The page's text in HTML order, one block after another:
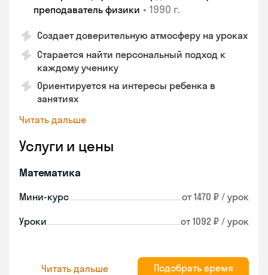
преподаватель физики • 1990 г.
Создает доверительную атмосферу на уроках
Старается найти персональный подход к
каждому ученику
Ориентируется на интересы ребенка в
занятиях
Читать дальше
Услуги и цены
Математика
Мини-курс от 1470 ₽ / урок
Уроки от 1092 ₽ / урок
Читать дальше Подобрать время